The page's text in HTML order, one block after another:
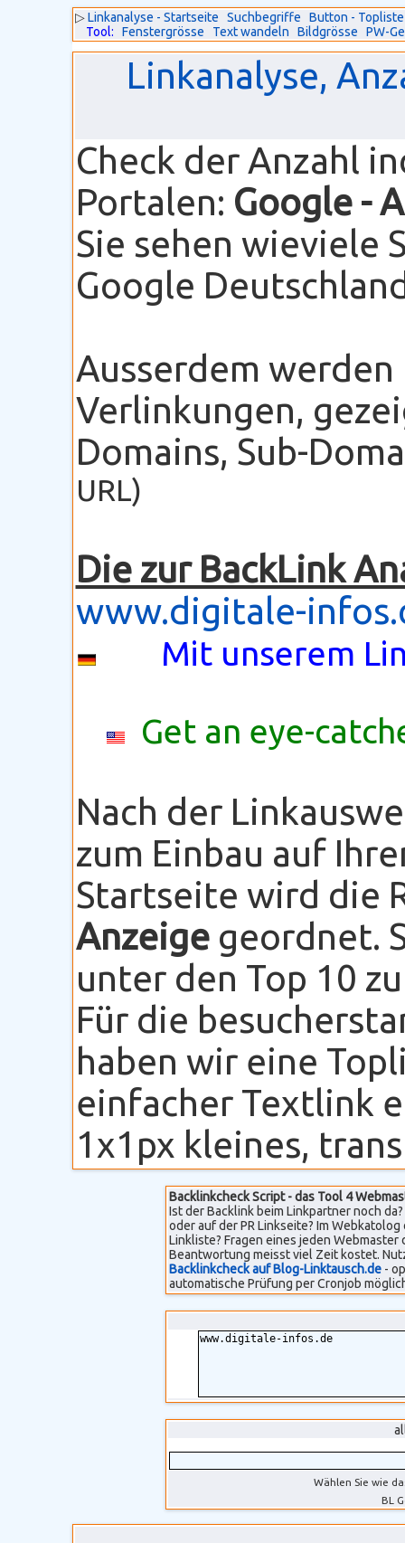
▷Linkanalyse - Startseite Suchbegriffe
Button - Topliste
Tool:
Fenstergrösse Text wandeln Bildgrösse PW-
Linkanalyse,
Check der Anzahl
Portalen: Google -
Sie sehen wieviele
Google
Ausserdem
Verlinkungen,
Domains, Sub-
URL)
Die zur BackLink
www.digitale-
Mit unserem
Get an eye-
Nach der
zum Einbau auf
Startseite wird die
Anzeigegeordnet.
unter den Top 10
Für die
haben wir eine
einfacher Textlink
1x1px kleines,
Backlinkcheck Script - das Tool 4
Ist der Backlink beim Linkpartner noch
oder auf der PR Linkseite? Im Webkatolog
Linkliste? Fragen eines jeden Webmaster
Beantwortung meisst viel Zeit kostet.
Backlinkcheck auf Blog-Linktausch.de-
automatische Prüfung per Cronjob
Wählen Sie wie
BL